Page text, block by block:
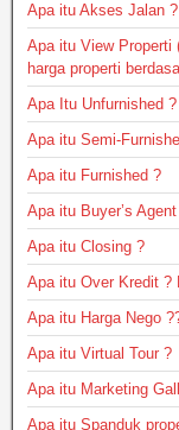
Apa itu Akses Jalan
Apa itu View Properti
harga properti
Apa Itu Unfurnished ?
Apa itu Semi-
Apa itu Furnished ?
Apa itu Buyer’s
Apa itu Closing ?
Apa itu Over Kredit ?
Apa itu Harga Nego
Apa itu Virtual Tour ?
Apa itu Marketing
Apa itu Spanduk